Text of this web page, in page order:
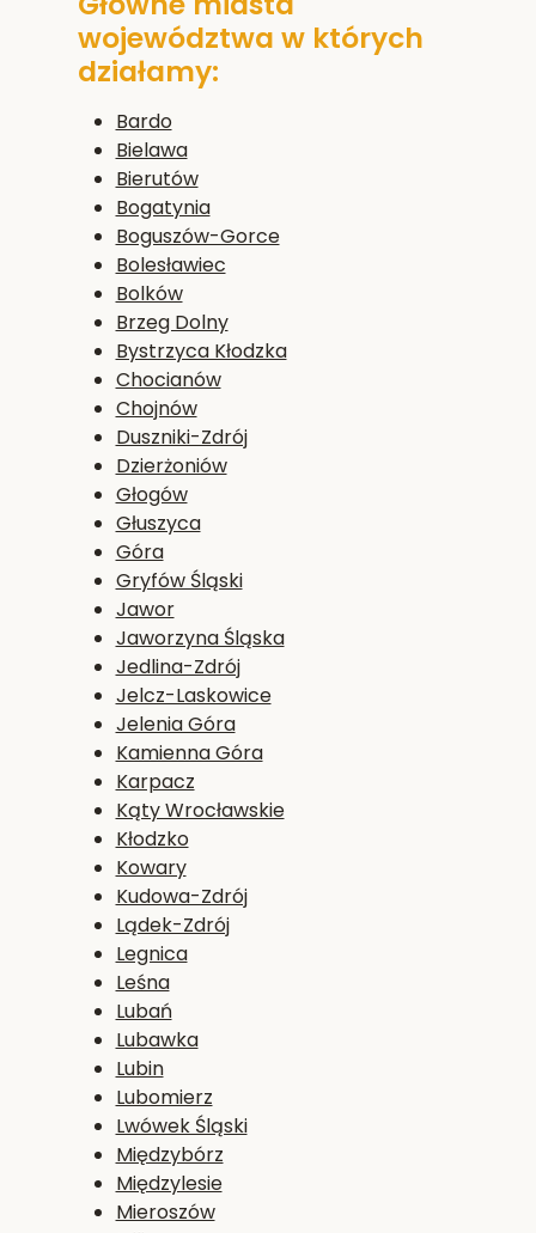
województwa w których
działamy:
Bardo
Bielawa
Bierutów
Bogatynia
Boguszów-Gorce
Bolesławiec
Bolków
Brzeg Dolny
Bystrzyca Kłodzka
Chocianów
Chojnów
Duszniki-Zdrój
Dzierżoniów
Głogów
Głuszyca
Góra
Gryfów Śląski
Jawor
Jaworzyna Śląska
Jedlina-Zdrój
Jelcz-Laskowice
Jelenia Góra
Kamienna Góra
Karpacz
Kąty Wrocławskie
Kłodzko
Kowary
Kudowa-Zdrój
Lądek-Zdrój
Legnica
Leśna
Lubań
Lubawka
Lubin
Lubomierz
Lwówek Śląski
Międzybórz
Międzylesie
Mieroszów